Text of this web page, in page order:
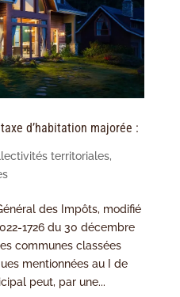
d’habitation majorée :
territoriales,
des Impôts, modifié
1726 du 30 décembre
communes classées
mentionnées au I de
peut, par une...